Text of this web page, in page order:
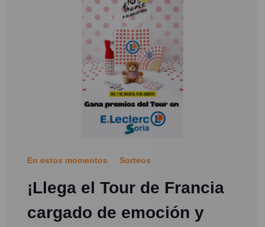
En estos momentos Sorteos
¡Llega el Tour de Francia
cargado de emoción y